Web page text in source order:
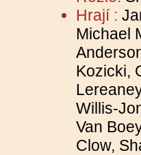
Hrají :
Michael
Kozicki,
Willis-
Van
Clow,